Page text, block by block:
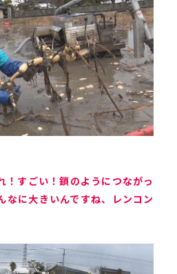
！すごい！鎖のようにつながっ
なに大きいんですね、レンコン